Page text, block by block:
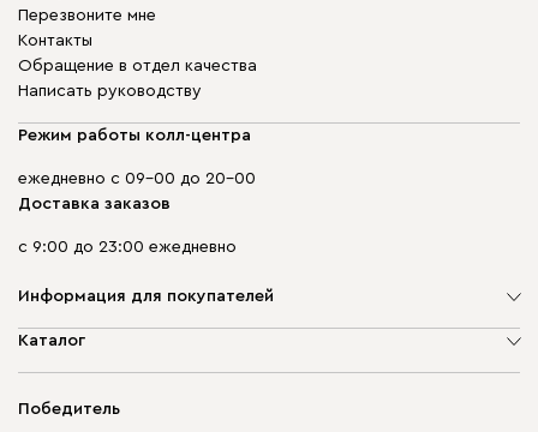
Перезвоните мне
Контакты
Обращение в отдел качества
Написать руководству
Режим работы колл-центра
ежедневно с 09-00 до 20-00
Доставка заказов
с 9:00 до 23:00 ежедневно
Информация для покупателей
О компании
Гарантия
Каталог
Корпусная мебель
Победитель